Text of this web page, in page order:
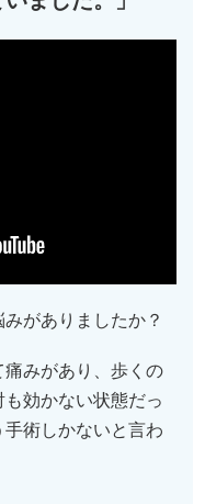
がありましたか？
みがあり、歩くの
効かない状態だっ
術しかないと言わ